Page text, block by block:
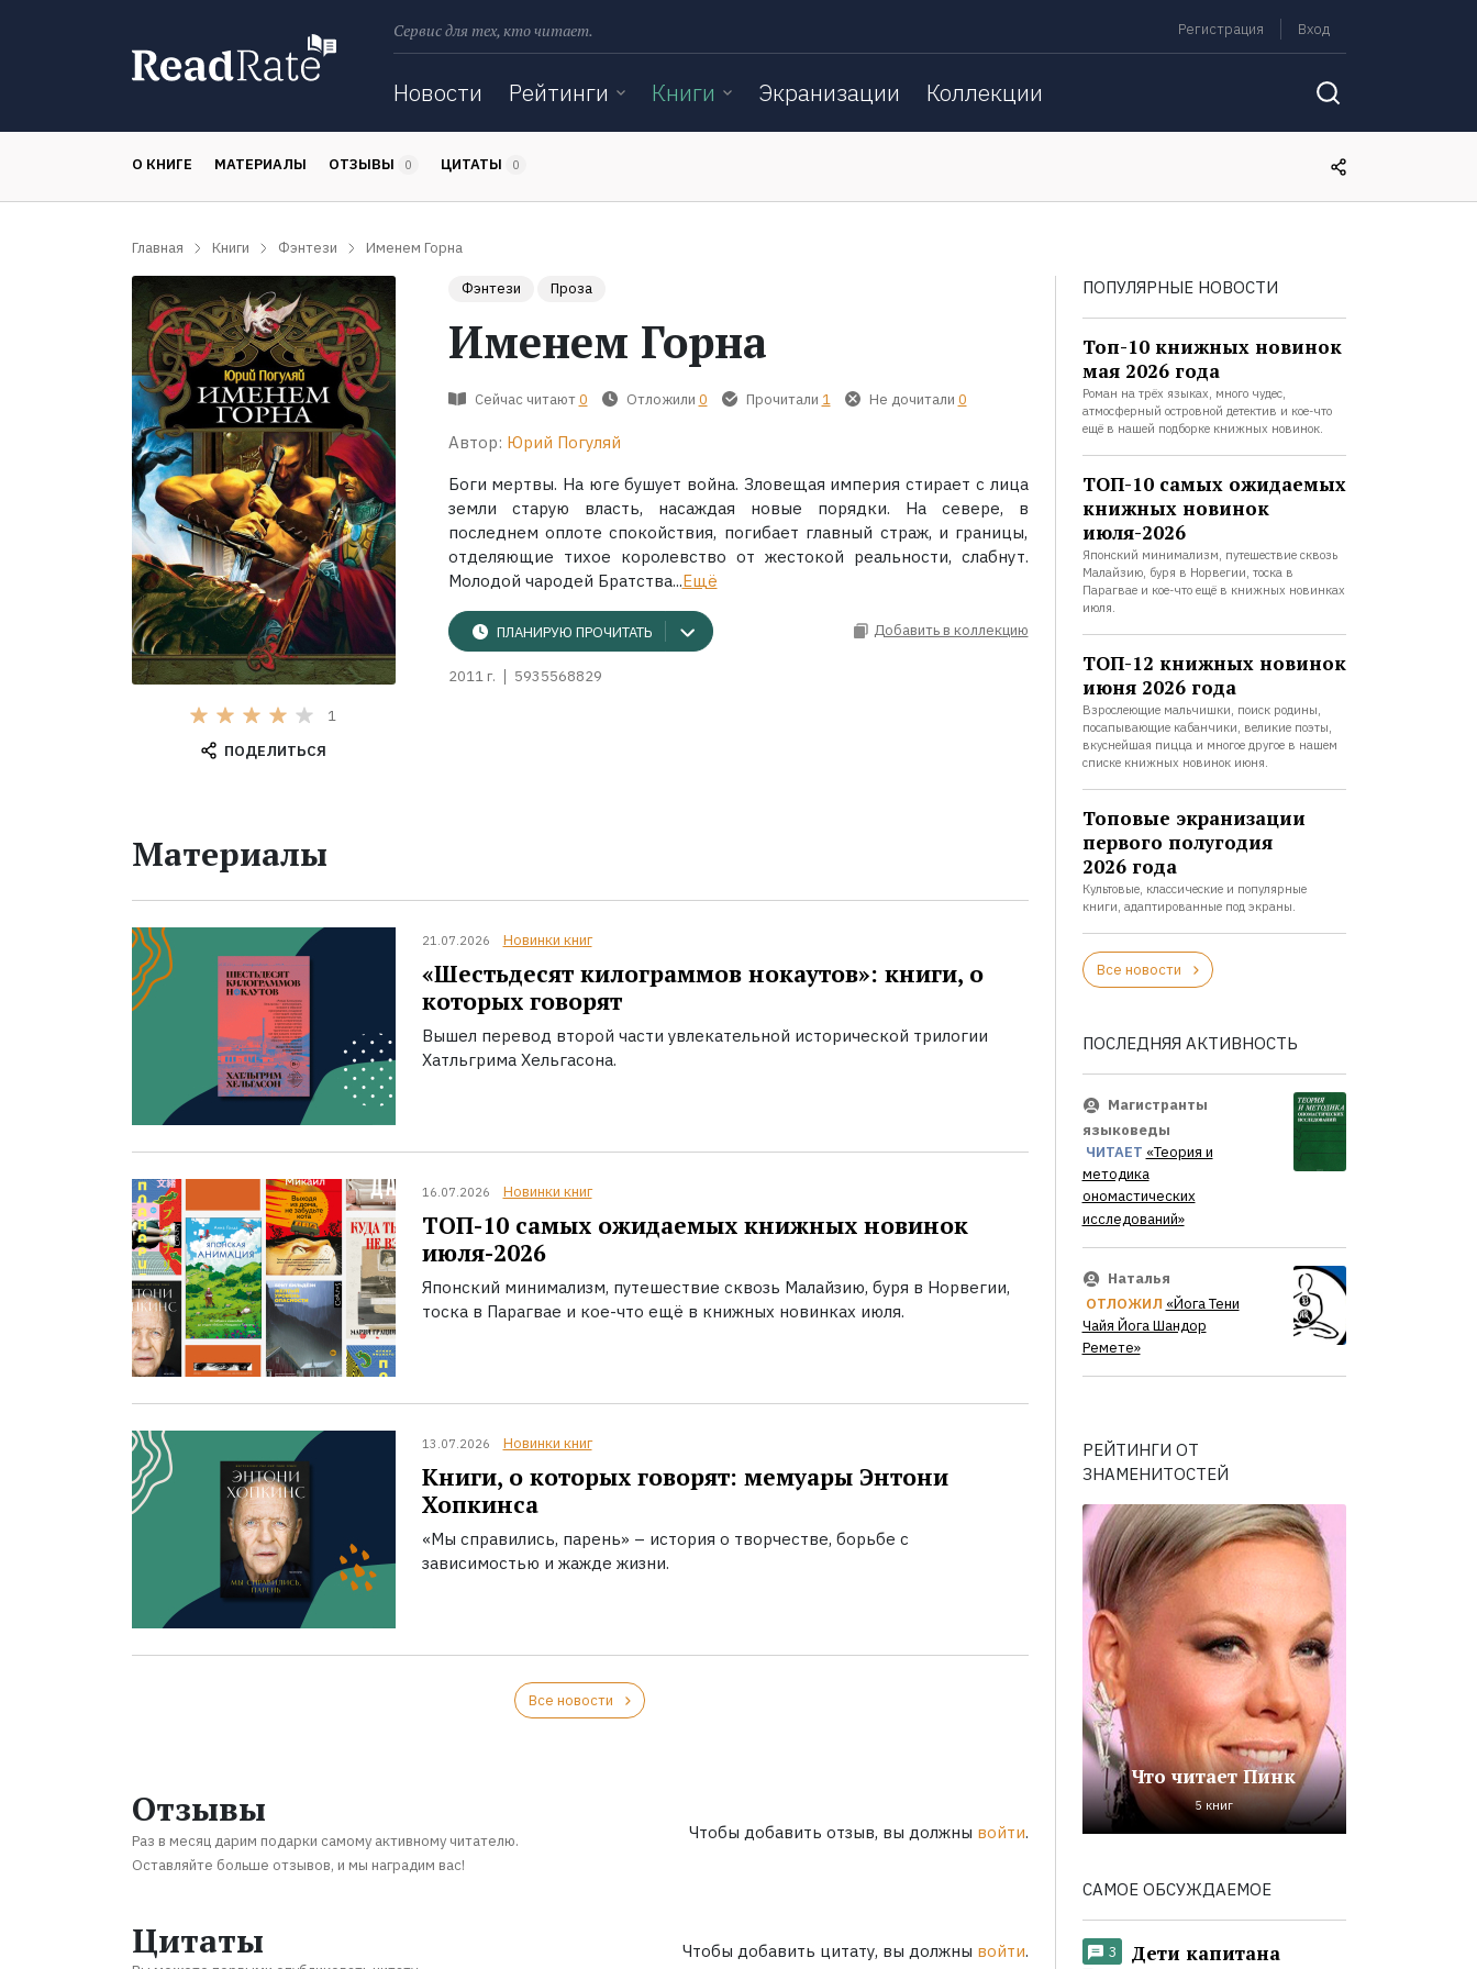
Сервис для тех, кто читает. Регистрация Вход
Новости Рейтинги Книги Экранизации Коллекции
О КНИГЕ МАТЕРИАЛЫ ОТЗЫВЫ 0 ЦИТАТЫ 0
Главная Книги Фэнтези Именем Горна
1
ПОДЕЛИТЬСЯ
Фэнтези Проза
Именем Горна
Сейчас читают 0 Отложили 0 Прочитали 1 Не дочитали 0
Автор: Юрий Погуляй
Боги мертвы. На юге бушует война. Зловещая империя стирает с лица
земли старую власть, насаждая новые порядки. На севере, в
последнем оплоте спокойствия, погибает главный страж, и границы,
отделяющие тихое королевство от жестокой реальности, слабнут.
Молодой чародей Братства...Ещё
ПЛАНИРУЮ ПРОЧИТАТЬ Добавить в коллекцию
2011 г. 5935568829
Материалы
21.07.2026 Новинки книг
«Шестьдесят килограммов нокаутов»: книги, о
которых говорят
Вышел перевод второй части увлекательной исторической трилогии
Хатльгрима Хельгасона.
16.07.2026 Новинки книг
ТОП-10 самых ожидаемых книжных новинок
июля-2026
Японский минимализм, путешествие сквозь Малайзию, буря в Норвегии,
тоска в Парагвае и кое-что ещё в книжных новинках июля.
13.07.2026 Новинки книг
Книги, о которых говорят: мемуары Энтони
Хопкинса
«Мы справились, парень» – история о творчестве, борьбе с
зависимостью и жажде жизни.
Все новости
Отзывы
Раз в месяц дарим подарки самому активному читателю.
Оставляйте больше отзывов, и мы наградим вас!
Чтобы добавить отзыв, вы должны войти.
Цитаты Чтобы добавить цитату, вы должны войти.
ПОПУЛЯРНЫЕ НОВОСТИ
Топ-10 книжных новинок
мая 2026 года
Роман на трёх языках, много чудес,
атмосферный островной детектив и кое-что
ещё в нашей подборке книжных новинок.
ТОП-10 самых ожидаемых
книжных новинок
июля-2026
Японский минимализм, путешествие сквозь
Малайзию, буря в Норвегии, тоска в
Парагвае и кое-что ещё в книжных новинках
июля.
ТОП-12 книжных новинок
июня 2026 года
Взрослеющие мальчишки, поиск родины,
посапывающие кабанчики, великие поэты,
вкуснейшая пицца и многое другое в нашем
списке книжных новинок июня.
Топовые экранизации
первого полугодия
2026 года
Культовые, классические и популярные
книги, адаптированные под экраны.
Все новости
ПОСЛЕДНЯЯ АКТИВНОСТЬ
Магистранты
языковеды
ЧИТАЕТ «Теория и
методика
ономастических
исследований»
Наталья
ОТЛОЖИЛ «Йога Тени
Чайя Йога Шандор
Ремете»
РЕЙТИНГИ ОТ
ЗНАМЕНИТОСТЕЙ
Что читает Пинк
5 книг
САМОЕ ОБСУЖДАЕМОЕ
3
Дети капитана